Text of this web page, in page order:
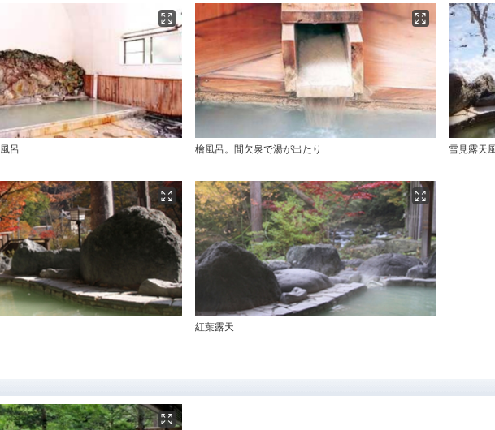
呂 檜風呂。間欠泉で湯が出たり 雪見露天
紅葉露天